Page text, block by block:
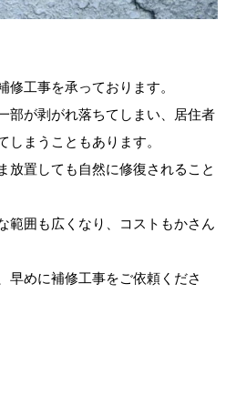
工事を承っております。
部が剥がれ落ちてしまい、居住者
しまうこともあります。
放置しても自然に修復されること
範囲も広くなり、コストもかさん
早めに補修工事をご依頼くださ